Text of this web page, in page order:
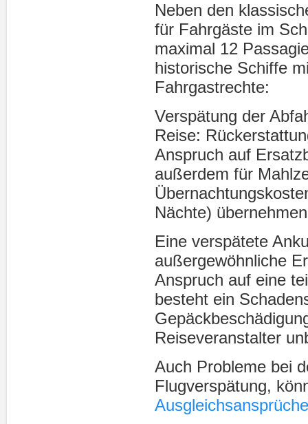
Neben den
für Fahrgäste im
maximal 12
historische Schiffe
Fahrgastrechte:
Verspätung der
Reise:
Anspruch auf
außerdem für
Nächte)
Eine verspätete
außergewöhnliche
Anspruch auf eine
besteht ein
Reiseveranstalter
Auch Probleme bei
Flugverspätung,